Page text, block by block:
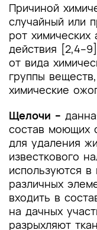
Причиной
случайный или
рот
действия
от вида
группы
химические
Щелочи –
состав моющих
для удаления
известкового
используются в
различных
входить в
на дачных
разрыхляют